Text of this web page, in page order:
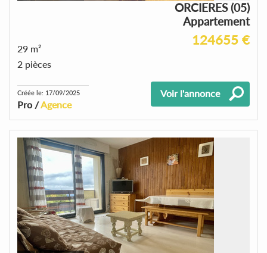
ORCIERES (05)
Appartement
124655 €
29 m²
2 pièces
Créée le: 17/09/2025
Pro /Agence
Voir l'annonce